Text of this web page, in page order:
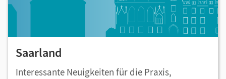
Saarland
Interessante Neuigkeiten für die Praxis,